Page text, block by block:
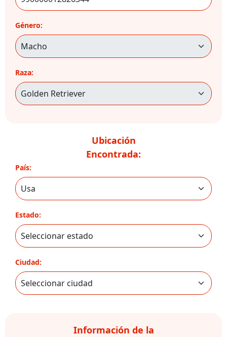
Género:
Raza:
Ubicación
Encontrada:
País:
Estado:
Ciudad:
Información de la